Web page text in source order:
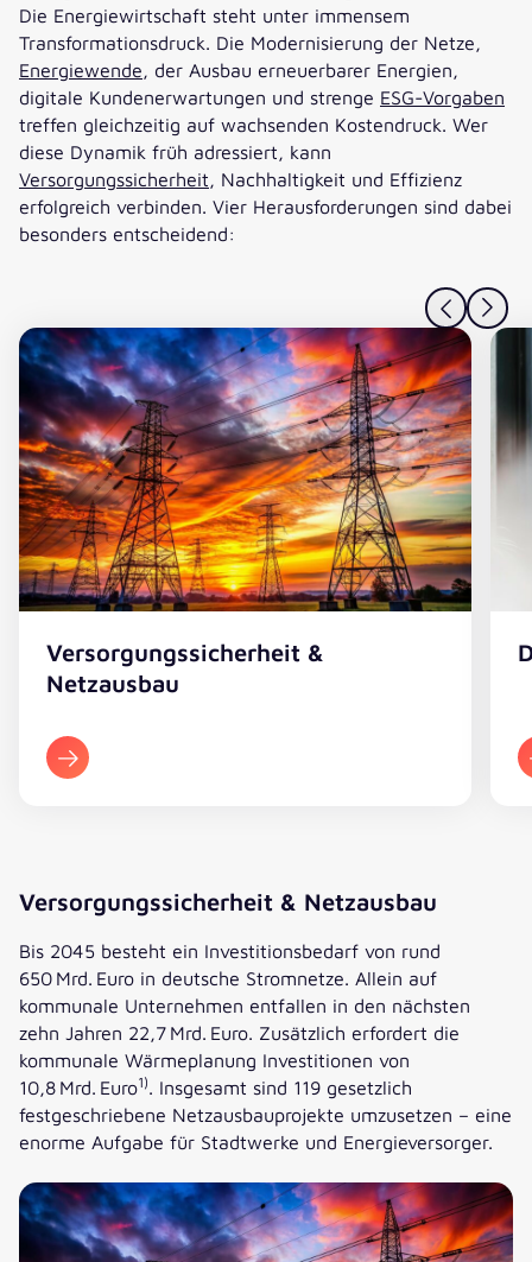
Die Energiewirtschaft steht unter immensem
Transformationsdruck. Die Modernisierung der Netze,
Energiewende, der Ausbau erneuerbarer Energien,
digitale Kundenerwartungen und strenge ESG-Vorgaben
treffen gleichzeitig auf wachsenden Kostendruck. Wer
diese Dynamik früh adressiert, kann
Versorgungssicherheit, Nachhaltigkeit und Effizienz
erfolgreich verbinden. Vier Herausforderungen sind dabei
besonders entscheidend:
Versorgungssicherheit &
Netzausbau
Versorgungssicherheit & Netzausbau
Bis 2045 besteht ein Investitionsbedarf von rund
650 Mrd. Euro in deutsche Stromnetze. Allein auf
kommunale Unternehmen entfallen in den nächsten
zehn Jahren 22,7 Mrd. Euro. Zusätzlich erfordert die
kommunale Wärmeplanung Investitionen von
10,8 Mrd. Euro1). Insgesamt sind 119 gesetzlich
festgeschriebene Netzausbauprojekte umzusetzen – eine
enorme Aufgabe für Stadtwerke und Energieversorger.